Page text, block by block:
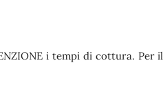
i tempi di cottura. Per il